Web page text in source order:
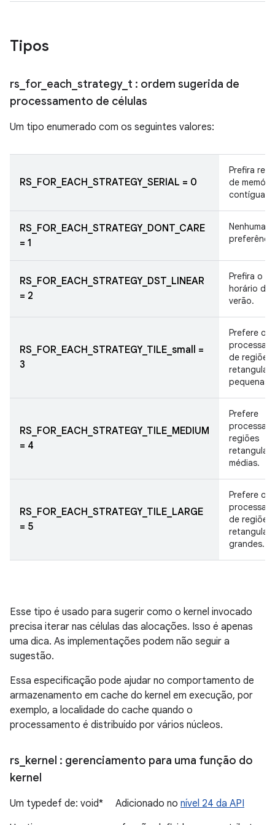
Tipos
rs for_ each strategy_ t : ordem sugerida de
processamento de células
Um tipo enumerado com os seguintes valores:
RS_FOR_EACH_STRATEGY_SERIAL = 0
Prefira
de memória
contíguas.
RS_FOR_EACH_STRATEGY_DONT_CARE
= 1
Nenhuma
RS_FOR_EACH_STRATEGY_DST_LINEAR
= 2
Prefira o
horário de
verão.
RS_FOR_EACH_STRATEGY_TILE_small =
3
Prefere o
de regiões
pequenas.
RS_FOR_EACH_STRATEGY_TILE_MEDIUM
= 4
Prefere
processar
regiões
médias.
RS_FOR_EACH_STRATEGY_TILE_LARGE
= 5
Prefere o
de regiões
grandes.
Esse tipo é usado para sugerir como o kernel invocado
precisa iterar nas células das alocações. Isso é apenas
uma dica. As implementações podem não seguir a
sugestão.
Essa especificação pode ajudar no comportamento de
armazenamento em cache do kernel em execução, por
exemplo, a localidade do cache quando o
processamento é distribuído por vários núcleos.
rs kernel : gerenciamento para uma função do
kernel
Um typedef de: void* Adicionado no nível 24 da API